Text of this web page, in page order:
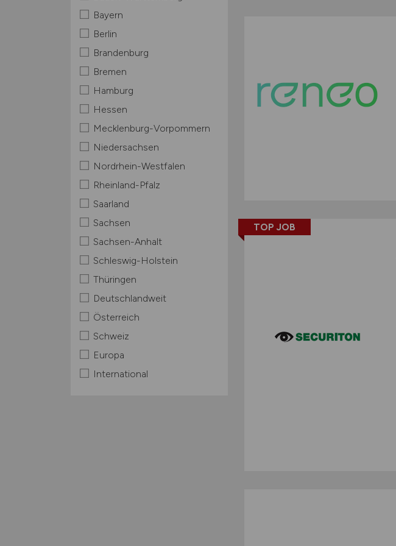
Bayern
Berlin
Brandenburg
Bremen
Hamburg
Hessen
Mecklenburg-Vorpommern
Niedersachsen
Nordrhein-Westfalen
Rheinland-Pfalz
Saarland
Sachsen
Sachsen-Anhalt
Schleswig-Holstein
Thüringen
Deutschlandweit
Österreich
Schweiz
Europa
International
TOP JOB